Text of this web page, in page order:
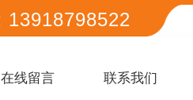
13918798522
在线留言 联系我们